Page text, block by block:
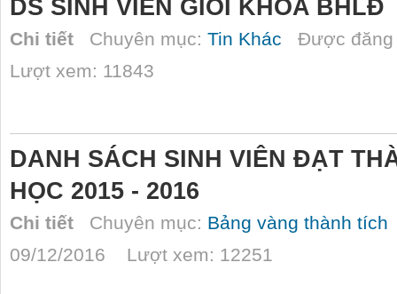
DS SINH VIÊN GIỎI KHOA BHLĐ
Chi tiết Chuyên mục: Tin Khác Được
Lượt xem: 11843
DANH SÁCH SINH VIÊN ĐẠT
HỌC 2015 - 2016
Chi tiết Chuyên mục: Bảng vàng thành tích
09/12/2016 Lượt xem: 12251